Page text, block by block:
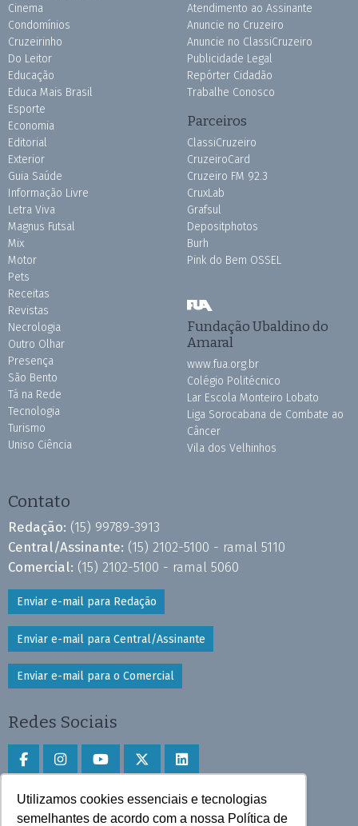
Utilizamos cookies essenciais e tecnologias
semelhantes de acordo com a nossa Política de
Cinema
Condomínios
Cruzeirinho
Do Leitor
Educação
Educa Mais Brasil
Esporte
Economia
Editorial
Exterior
Guia Saúde
Informação Livre
Letra Viva
Magnus Futsal
Mix
Motor
Pets
Receitas
Revistas
Necrologia
Outro Olhar
Presença
São Bento
Tá na Rede
Tecnologia
Turismo
Uniso Ciência
Atendimento ao Assinante
Anuncie no Cruzeiro
Anuncie no ClassiCruzeiro
Publicidade Legal
Repórter Cidadão
Trabalhe Conosco
Parceiros
ClassiCruzeiro
CruzeiroCard
Cruzeiro FM 92.3
CruxLab
Grafsul
Depositphotos
Burh
Pink do Bem OSSEL
Fundação Ubaldino do
Amaral
www.fua.org.br
Colégio Politécnico
Lar Escola Monteiro Lobato
Liga Sorocabana de Combate ao
Câncer
Vila dos Velhinhos
Contato
Redação: (15) 99789-3913
Central/Assinante: (15) 2102-5100 - ramal 5110
Comercial: (15) 2102-5100 - ramal 5060
Enviar e-mail para Redação
Enviar e-mail para Central/Assinante
Enviar e-mail para o Comercial
Redes Sociais
Faça download do aplicativo